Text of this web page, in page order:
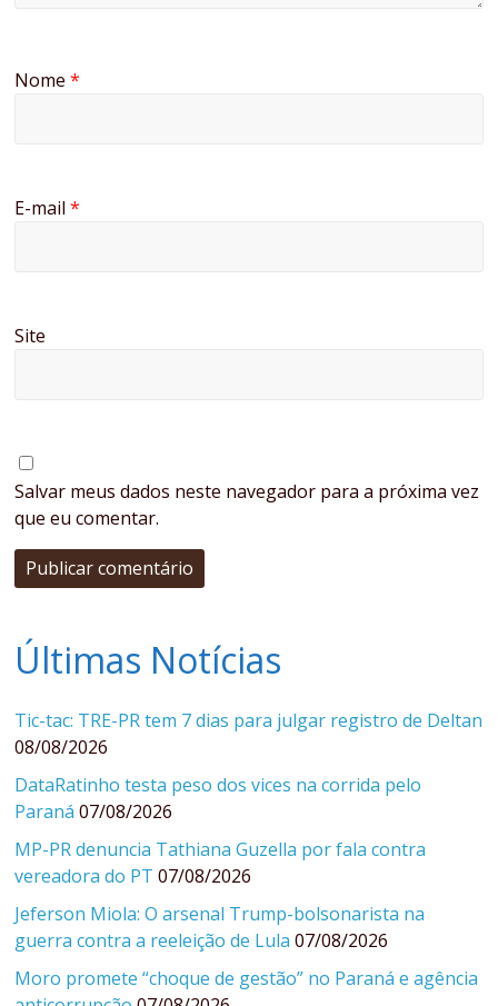
Nome*
E-mail*
Site
Salvar meus dados neste navegador para a próxima vez
que eu comentar.
Últimas Notícias
Tic-tac: TRE-PR tem 7 dias para julgar registro de Deltan
08/08/2026
DataRatinho testa peso dos vices na corrida pelo
Paraná 07/08/2026
MP-PR denuncia Tathiana Guzella por fala contra
vereadora do PT 07/08/2026
Jeferson Miola: O arsenal Trump-bolsonarista na
guerra contra a reeleição de Lula 07/08/2026
Moro promete “choque de gestão” no Paraná e agência